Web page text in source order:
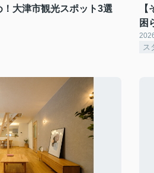
大津市観光スポット3選
困
ス